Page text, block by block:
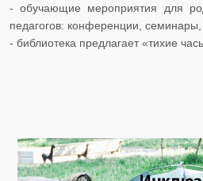
​​​​​​​- обучающие мероприятия для
педагогов: конференции, семинары,
​​​​​​​- библиотека предлагает «тихие